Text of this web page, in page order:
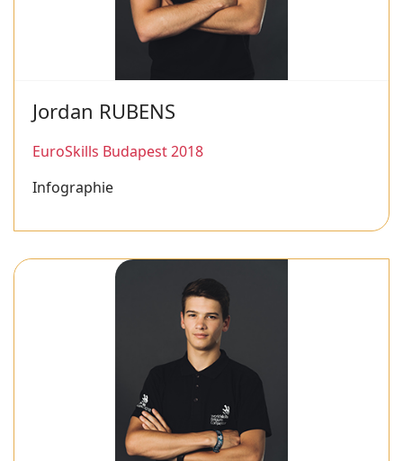
Jordan RUBENS
EuroSkills Budapest 2018
Infographie